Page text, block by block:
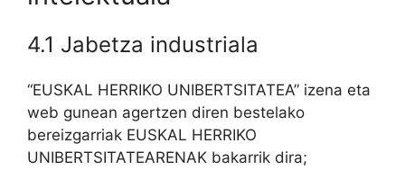
4.1 Jabetza industriala
“EUSKAL HERRIKO UNIBERTSITATEA” izena eta
web gunean agertzen diren bestelako
bereizgarriak EUSKAL HERRIKO
UNIBERTSITATEARENAK bakarrik dira;